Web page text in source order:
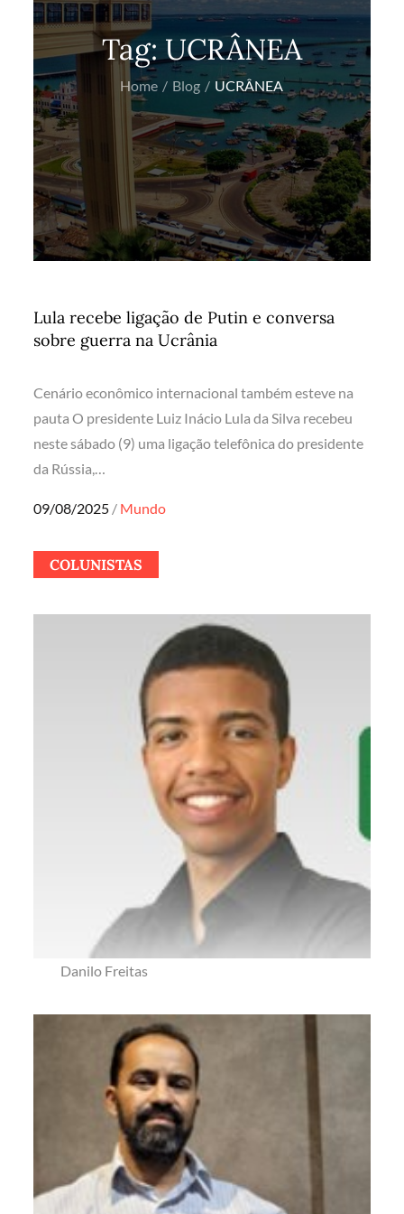
Tag:UCRÂNEA
Home Blog UCRÂNEA
Lula recebe ligação de Putin e conversa
sobre guerra na Ucrânia
Cenário econômico internacional também esteve na
pauta O presidente Luiz Inácio Lula da Silva recebeu
neste sábado (9) uma ligação telefônica do presidente
da Rússia,…
Posted
09/08/2025 Mundo
COLUNISTAS
Danilo Freitas